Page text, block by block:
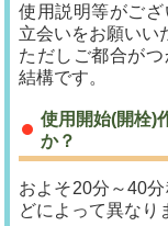
使用説明等がご
立会いをお願いい
ただしご都合が
結構です。
使用開始(開栓)
か？
およそ20分～40
どによって異なり